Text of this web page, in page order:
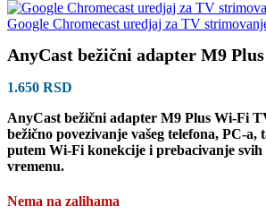
Google Chromecast uredjaj za TV
AnyCast bežični adapter M9
1.650 RSD
AnyCast bežični adapter M9 Plus Wi-Fi
bežično povezivanje vašeg telefona, PC-a,
putem Wi-Fi konekcije i prebacivanje
vremenu.
Nema na zalihama